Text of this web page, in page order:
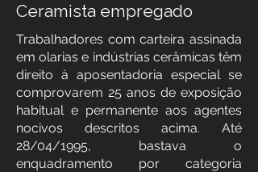
Ceramista empregado
Trabalhadores com carteira assinada
em olarias e indústrias cerâmicas têm
direito à aposentadoria especial se
comprovarem 25 anos de exposição
habitual e permanente aos agentes
nocivos descritos acima. Até
28/04/1995, bastava o
enquadramento por categoria